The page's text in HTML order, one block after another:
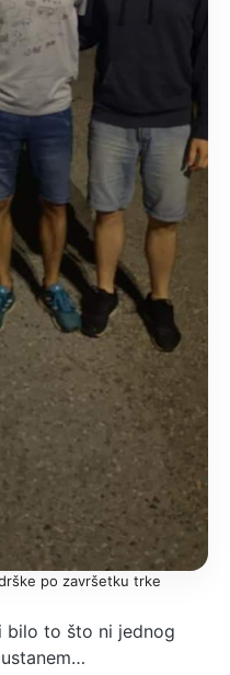
po završetku trke
bilo to što ni jednog